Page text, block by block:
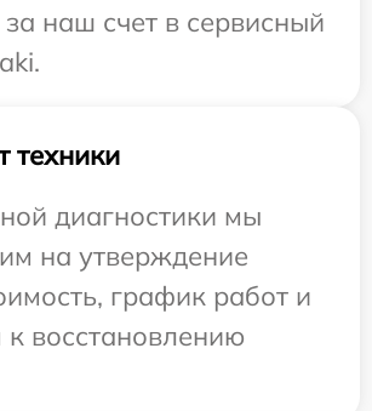
наш счет в сервисный
техники
диагностики мы
на утверждение
график работ и
к восстановлению